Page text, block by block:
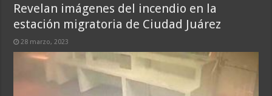
Revelan imágenes del incendio en la
estación migratoria de Ciudad Juárez
28 marzo, 2023